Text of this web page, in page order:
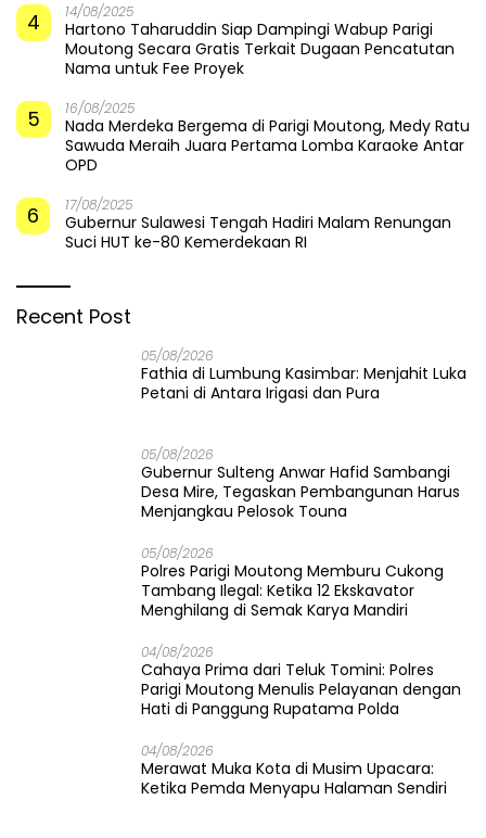
4 14/08/2025
Hartono Taharuddin Siap Dampingi Wabup Parigi
Moutong Secara Gratis Terkait Dugaan Pencatutan
Nama untuk Fee Proyek
5 16/08/2025
Nada Merdeka Bergema di Parigi Moutong, Medy Ratu
Sawuda Meraih Juara Pertama Lomba Karaoke Antar
OPD
6 17/08/2025
Gubernur Sulawesi Tengah Hadiri Malam Renungan
Suci HUT ke-80 Kemerdekaan RI
Recent Post
05/08/2026
Fathia di Lumbung Kasimbar: Menjahit Luka
Petani di Antara Irigasi dan Pura
05/08/2026
Gubernur Sulteng Anwar Hafid Sambangi
Desa Mire, Tegaskan Pembangunan Harus
Menjangkau Pelosok Touna
05/08/2026
Polres Parigi Moutong Memburu Cukong
Tambang Ilegal: Ketika 12 Ekskavator
Menghilang di Semak Karya Mandiri
04/08/2026
Cahaya Prima dari Teluk Tomini: Polres
Parigi Moutong Menulis Pelayanan dengan
Hati di Panggung Rupatama Polda
04/08/2026
Merawat Muka Kota di Musim Upacara:
Ketika Pemda Menyapu Halaman Sendiri